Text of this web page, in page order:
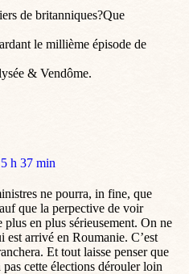
de britanniques?Que
le millième épisode de
& Vendôme.
h 37 min
ne pourra, in fine, que
que la perpective de voir
en plus sérieusement. On ne
est arrivé en Roumanie. C’est
Et tout laisse penser que
cette élections dérouler loin